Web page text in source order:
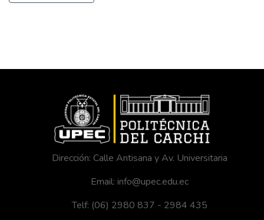
Dirección: Calle Antisana y Av. Universitaria
Email: info@upec.edu.ec
Telf: (06) 2980 837 - 2984 435